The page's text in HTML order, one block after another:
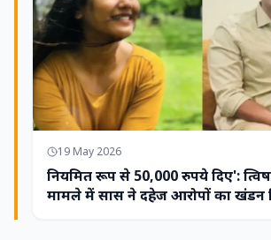
19 May 2026
नियमित रूप से 50,000 रुपये दिए':
मामले में सास ने दहेज आरोपों का खंडन